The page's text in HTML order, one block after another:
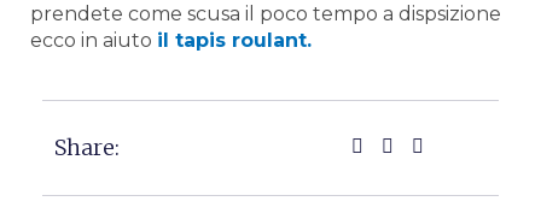
prendete come scusa il poco tempo a dispsizione
ecco in aiuto il tapis roulant.
Share: